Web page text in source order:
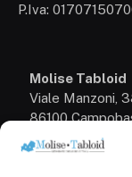
P.Iva:
Molise Tabloid
Viale Manzoni,
86100
+39